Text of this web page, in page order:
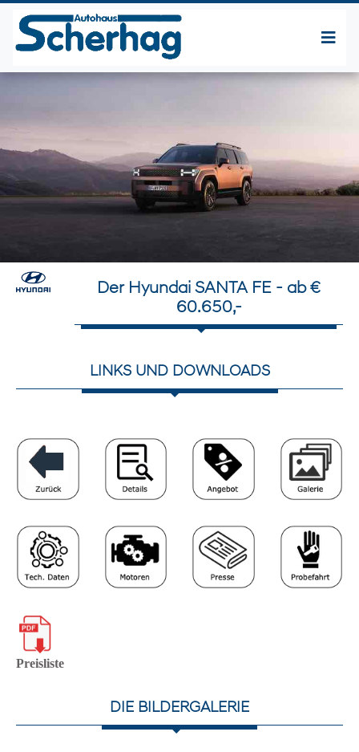
Der Hyundai SANTA FE - ab €
60.650,-
LINKS UND DOWNLOADS
Preisliste
DIE BILDERGALERIE